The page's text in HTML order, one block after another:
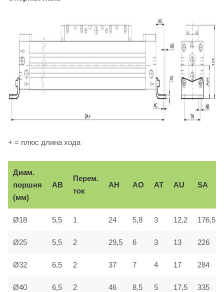
+ = плюс длина хода
Диам.
поршня
(мм)
AB
Перем.
ток
AH AO AT AU SA
Ø18 5,5 1 24 5,8 3 12,2 176,5
Ø25 5,5 2 29,5 6 3 13 226
Ø32 6,5 2 37 7 4 17 284
Ø40 6,5 2 46 8,5 5 17,5 335